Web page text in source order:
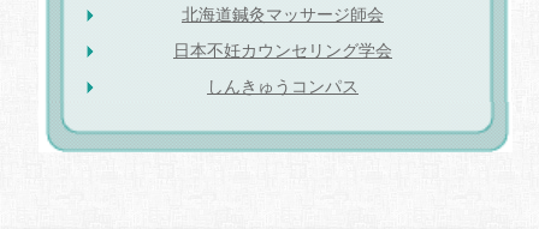
北海道鍼灸マッサージ師会
日本不妊カウンセリング学会
しんきゅうコンパス